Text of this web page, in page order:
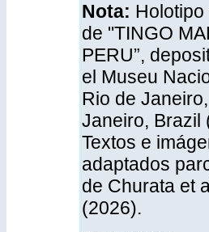
Nota:
de "TINGO
PERU”,
el Museu
Rio de
Janeiro, Brazil
Textos e
adaptados
de Churata et
(2026).